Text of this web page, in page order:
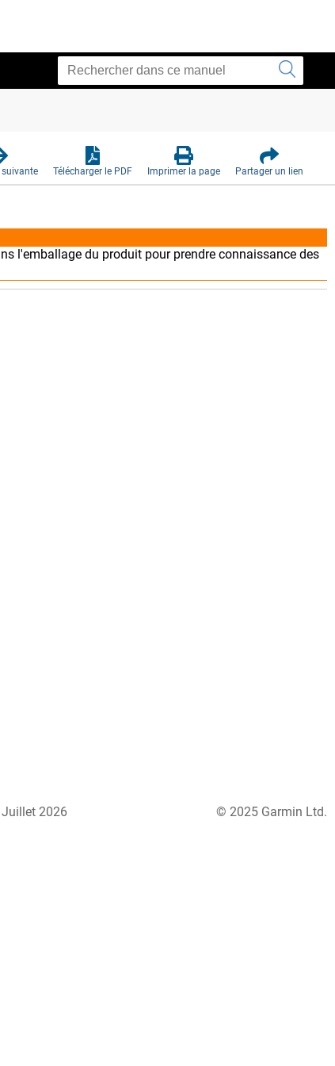
suivante Télécharger le PDF Imprimer la page Partager un lien
l'emballage du produit pour prendre connaissance des
Juillet 2026 © 2025 Garmin Ltd.